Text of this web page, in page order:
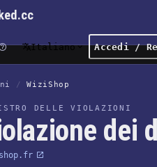
Italiano Accedi /
/ WiziShop
DELLE VIOLAZIONI
dei